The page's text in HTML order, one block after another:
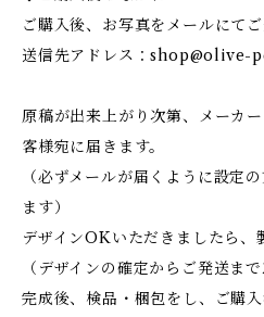
ご購入後、お写真をメールにてご
送信先アドレス：shop@olive-
原稿が出来上がり次第、メーカ
客様宛に届きます。
（必ずメールが届くように設定
ます）
デザインOKいただきましたら、
（デザインの確定からご発送ま
完成後、検品・梱包をし、ご購